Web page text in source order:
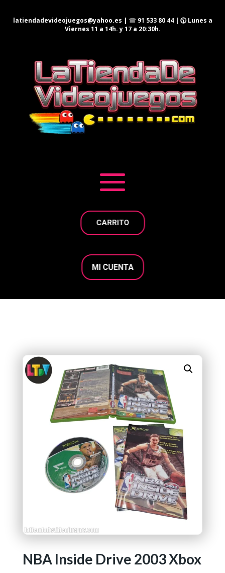
latiendadevideojuegos@yahoo.es | ☎ 91 533 80 44| 🕦 Lunes a
Viernes 11 a 14h. y 17 a 20:30h.
CARRITO
MI CUENTA
NBA Inside Drive 2003 Xbox